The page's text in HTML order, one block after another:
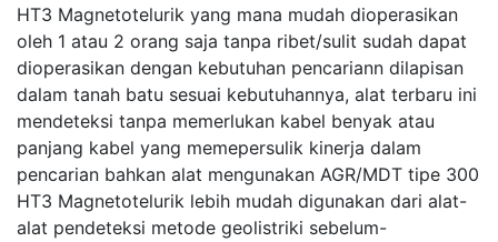
HT3 Magnetotelurik yang mana mudah dioperasikan
oleh 1 atau 2 orang saja tanpa ribet/sulit sudah dapat
dioperasikan dengan kebutuhan pencariann dilapisan
dalam tanah batu sesuai kebutuhannya, alat terbaru ini
mendeteksi tanpa memerlukan kabel benyak atau
panjang kabel yang memepersulik kinerja dalam
pencarian bahkan alat mengunakan AGR/MDT tipe 300
HT3 Magnetotelurik lebih mudah digunakan dari alat-
alat pendeteksi metode geolistriki sebelum-